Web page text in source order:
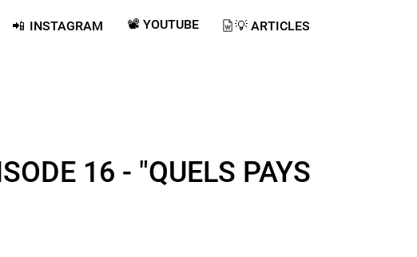
📲 INSTAGRAM 📽️ YOUTUBE 💡​ ARTICLES
16 - "QUELS PAYS